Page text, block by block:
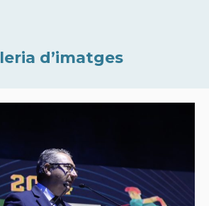
d’imatges